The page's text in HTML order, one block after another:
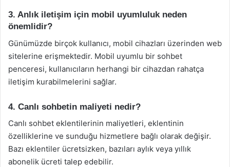
3. Anlık iletişim için mobil uyumluluk neden
önemlidir?
Günümüzde birçok kullanıcı, mobil cihazları üzerinden web
sitelerine erişmektedir. Mobil uyumlu bir sohbet
penceresi, kullanıcıların herhangi bir cihazdan rahatça
iletişim kurabilmelerini sağlar.
4. Canlı sohbetin maliyeti nedir?
Canlı sohbet eklentilerinin maliyetleri, eklentinin
özelliklerine ve sunduğu hizmetlere bağlı olarak değişir.
Bazı eklentiler ücretsizken, bazıları aylık veya yıllık
abonelik ücreti talep edebilir.